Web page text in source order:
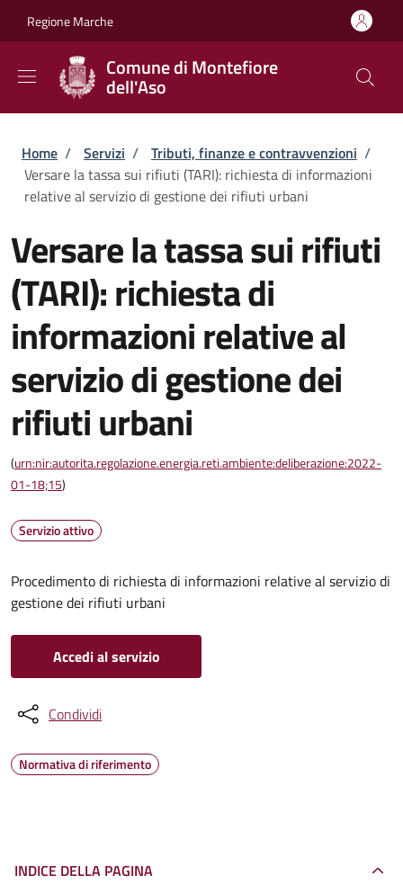
Regione Marche
Comune di Montefiore
dell'Aso
Briciole di pane
Home / Servizi / Tributi, finanze e contravvenzioni /
Versare la tassa sui rifiuti (TARI): richiesta di informazioni
relative al servizio di gestione dei rifiuti urbani
Versare la tassa sui rifiuti
(TARI): richiesta di
informazioni relative al
servizio di gestione dei
rifiuti urbani
(urn:nir:autorita.regolazione.energia.reti.ambiente:deliberazione:2022-
01-18;15)
Servizio attivo
Procedimento di richiesta di informazioni relative al servizio di
gestione dei rifiuti urbani
Accedi al servizio
Condividi
Normativa di riferimento
INDICE DELLA PAGINA